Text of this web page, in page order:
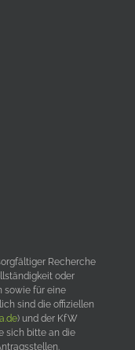
Recherche
oder
sowie für eine
sind die offiziellen
) und der KfW
sich bitte an die